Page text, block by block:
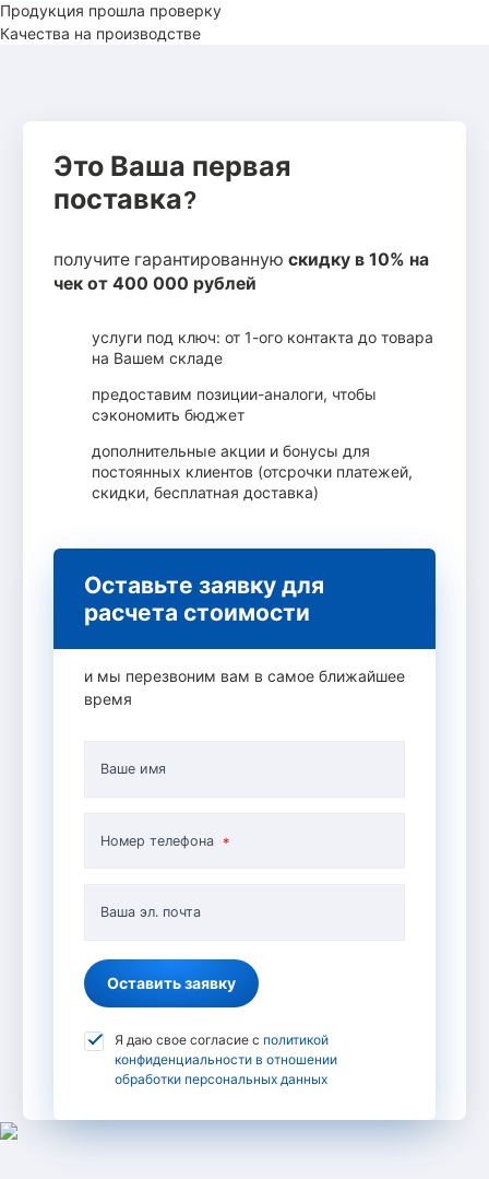
Продукция прошла проверку
Качества на производстве
Это Ваша первая
поставка?
получите гарантированную скидку в 10% на
чек от 400 000 рублей
услуги под ключ: от 1-ого контакта до товара
на Вашем складе
предоставим позиции-аналоги, чтобы
сэкономить бюджет
дополнительные акции и бонусы для
постоянных клиентов (отсрочки платежей,
скидки, бесплатная доставка)
Оставьте заявку для
расчета стоимости
и мы перезвоним вам в самое ближайшее
время
Ваше имя
Номер телефона
Ваша эл. почта
Оставить заявку
Я даю свое согласие с политикой
конфиденциальности в отношении
обработки персональных данных